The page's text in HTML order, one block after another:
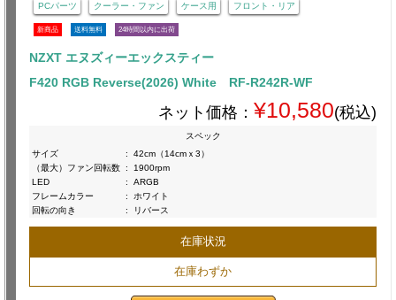
PCパーツ クーラー・ファン ケース用 フロント・リア
新商品 送料無料 24時間以内に出荷
NZXT エヌズィーエックスティー
F420 RGB Reverse(2026) White RF-R242R-WF
ネット価格： ¥10,580(税込)
スペック
サイズ
:
42cm（14cmｘ3）
（最大）ファン回転数 :
1900rpm
LED
:
ARGB
フレームカラー
:
ホワイト
回転の向き
: リバース
在庫状況
在庫わずか